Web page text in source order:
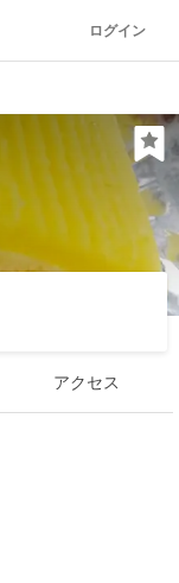
ログイン
アクセス